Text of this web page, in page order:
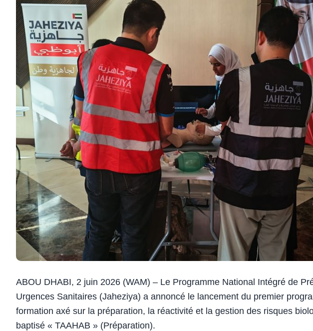
ABOU DHABI, 2 juin 2026 (WAM) – Le Programme National Intégré de
Urgences Sanitaires (Jaheziya) a annoncé le lancement du premier
formation axé sur la préparation, la réactivité et la gestion des risques
baptisé « TAAHAB » (Préparation).